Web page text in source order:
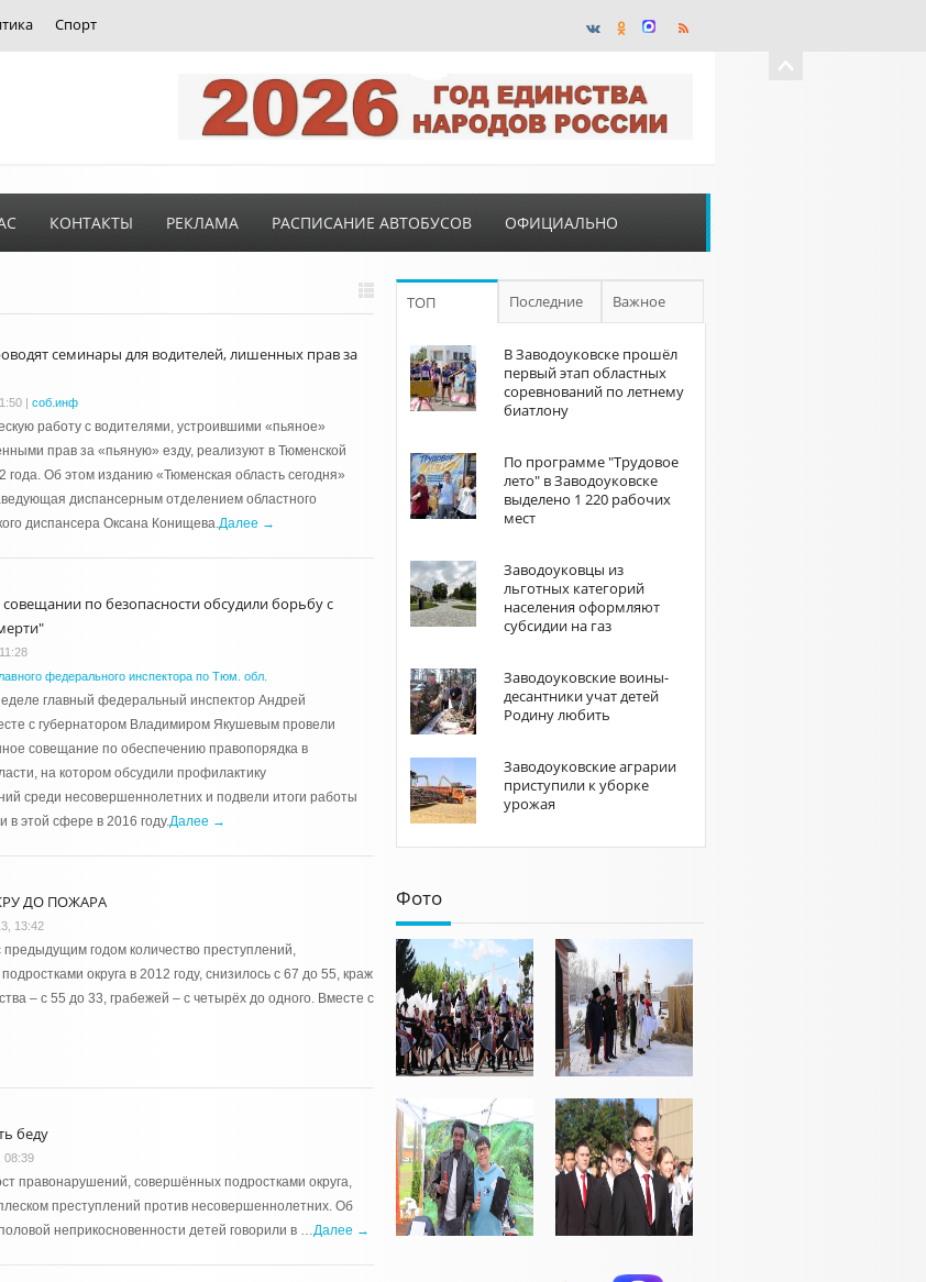
Спорт
КОНТАКТЫ РЕКЛАМА РАСПИСАНИЕ АВТОБУСОВ ОФИЦИАЛЬНО
семинары для водителей, лишенных прав за
| соб.инф
работу с водителями, устроившими «пьяное»
прав за «пьяную» езду, реализуют в Тюменской
года. Об этом изданию «Тюменская область сегодня»
диспансерным отделением областного
диспансера Оксана Конищева.Далее →
по безопасности обсудили борьбу с
федерального инспектора по Тюм. обл.
главный федеральный инспектор Андрей
с губернатором Владимиром Якушевым провели
совещание по обеспечению правопорядка в
на котором обсудили профилактику
среди несовершеннолетних и подвели итоги работы
в этой сфере в 2016 году.Далее →
ДО ПОЖАРА
13:42
предыдущим годом количество преступлений,
округа в 2012 году, снизилось с 67 до 55, краж
– с 55 до 33, грабежей – с четырёх до одного. Вместе с
беду
08:39
правонарушений, совершённых подростками округа,
преступлений против несовершеннолетних. Об
неприкосновенности детей говорили в …Далее →
ТОП Последние Важное
В Заводоуковске прошёл
первый этап областных
соревнований по летнему
биатлону
По программе "Трудовое
лето" в Заводоуковске
выделено 1 220 рабочих
мест
Заводоуковцы из
льготных категорий
населения оформляют
субсидии на газ
Заводоуковские воины-
десантники учат детей
Родину любить
Заводоуковские аграрии
приступили к уборке
урожая
Фото